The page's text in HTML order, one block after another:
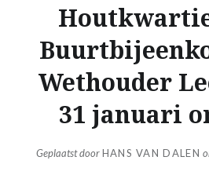
Wethouder
31 januari
Geplaatst doorHANS VAN DALEN